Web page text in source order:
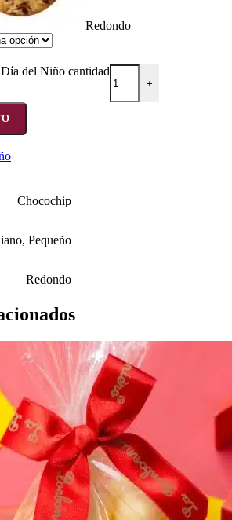
Redondo
del Niño cantidad
+
Chocochip
, Pequeño
Redondo